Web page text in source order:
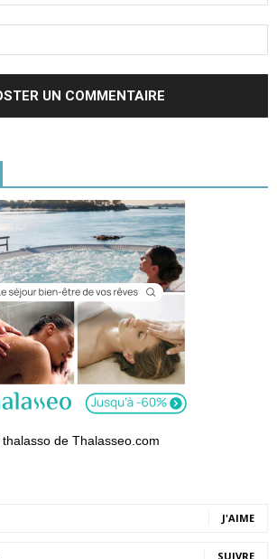
de Thalasseo.com
J'AIME
SUIVRE